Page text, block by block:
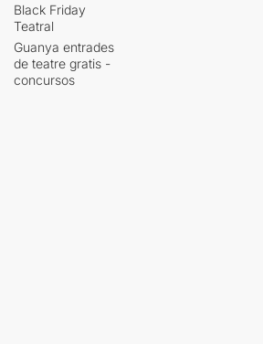
Black Friday
Teatral
Guanya entrades
de teatre gratis -
concursos